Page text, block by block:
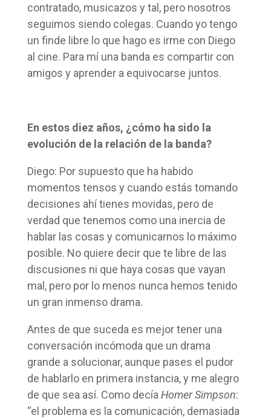
contratado, musicazos y tal, pero nosotros
seguimos siendo colegas. Cuando yo tengo
un finde libre lo que hago es irme con Diego
al cine. Para mí una banda es compartir con
amigos y aprender a equivocarse juntos.
En estos diez años, ¿cómo ha sido la
evolución de la relación de la banda?
Diego: Por supuesto que ha habido
momentos tensos y cuando estás tomando
decisiones ahí tienes movidas, pero de
verdad que tenemos como una inercia de
hablar las cosas y comunicarnos lo máximo
posible. No quiere decir que te libre de las
discusiones ni que haya cosas que vayan
mal, pero por lo menos nunca hemos tenido
un gran inmenso drama.
Antes de que suceda es mejor tener una
conversación incómoda que un drama
grande a solucionar, aunque pases el pudor
de hablarlo en primera instancia, y me alegro
de que sea así. Como decía Homer Simpson:
“el problema es la comunicación, demasiada